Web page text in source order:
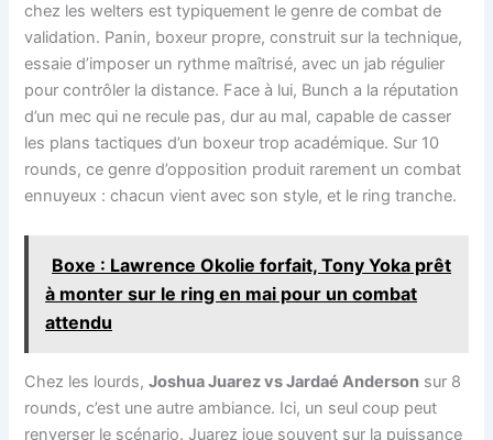
chez les welters est typiquement le genre de combat de
validation. Panin, boxeur propre, construit sur la technique,
essaie d’imposer un rythme maîtrisé, avec un jab régulier
pour contrôler la distance. Face à lui, Bunch a la réputation
d’un mec qui ne recule pas, dur au mal, capable de casser
les plans tactiques d’un boxeur trop académique. Sur 10
rounds, ce genre d’opposition produit rarement un combat
ennuyeux : chacun vient avec son style, et le ring tranche.
Boxe : Lawrence Okolie forfait, Tony Yoka prêt
à monter sur le ring en mai pour un combat
attendu
Chez les lourds,Joshua Juarez vs Jardaé Anderson sur 8
rounds, c’est une autre ambiance. Ici, un seul coup peut
renverser le scénario. Juarez joue souvent sur la puissance